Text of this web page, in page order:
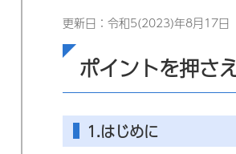
更新日：令和5(2023)年8月17日
ポイントを押さ
1.はじめに